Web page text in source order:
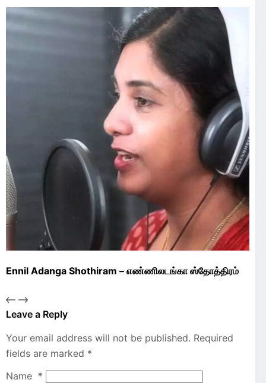
Ennil Adanga Shothiram – எண்ணிலடங்கா ஸ்தோத்திரம்
Leave a Reply
Your email address will not be published. Required
fields are marked *
Name *